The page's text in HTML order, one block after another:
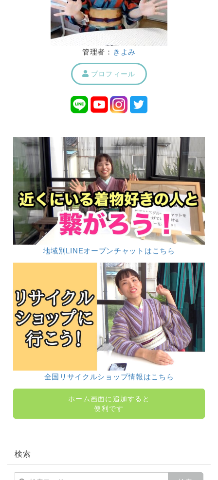
管理者： きよみ
プロフィール
地域別LINEオープンチャットはこちら
全国リサイクルショップ情報はこちら
ホーム画面に追加すると
便利です
検索